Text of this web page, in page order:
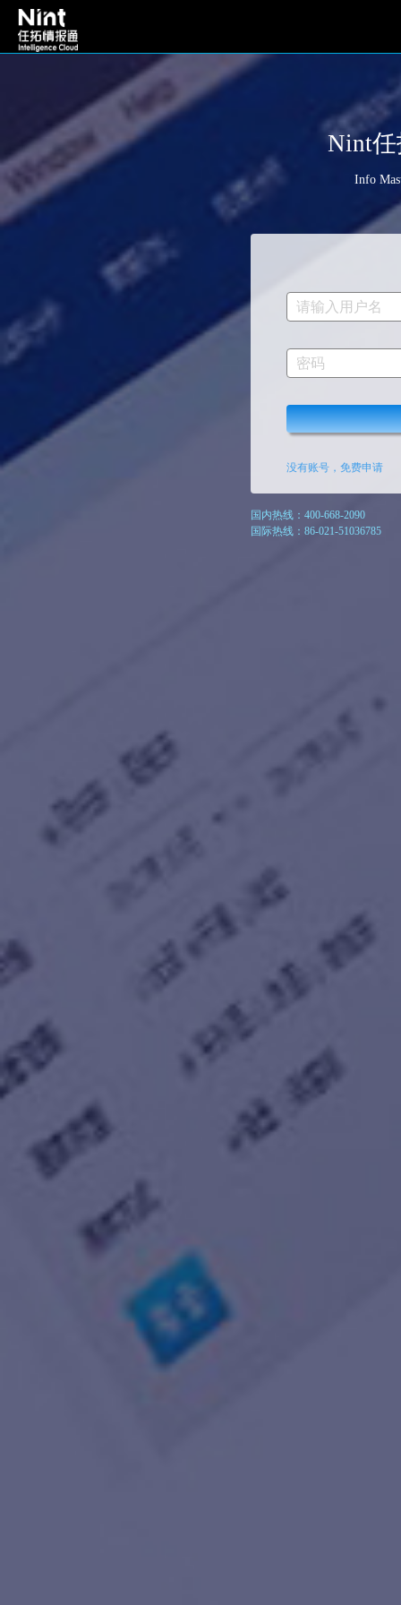
Nint
Info
没有账号，免费申请
国内热线：400-668-2090
国际热线：86-021-51036785